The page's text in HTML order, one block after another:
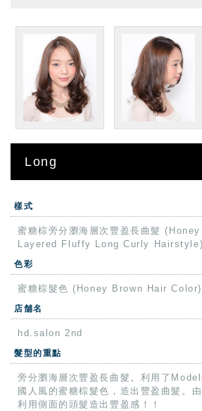
Long
樣式
蜜糖棕旁分瀏海層次豐盈長曲髮
Layered Fluffy Long Curly Hairstyle)
色彩
蜜糖棕髮色 (Honey Brown Hair Color)
店舗名
hd.salon 2nd
髮型的重點
旁分瀏海層次豐盈長曲髮。利用了
國人風的蜜糖棕髮色，造出豐盈曲髮。
利用側面的頭髮造出豐盈感！！